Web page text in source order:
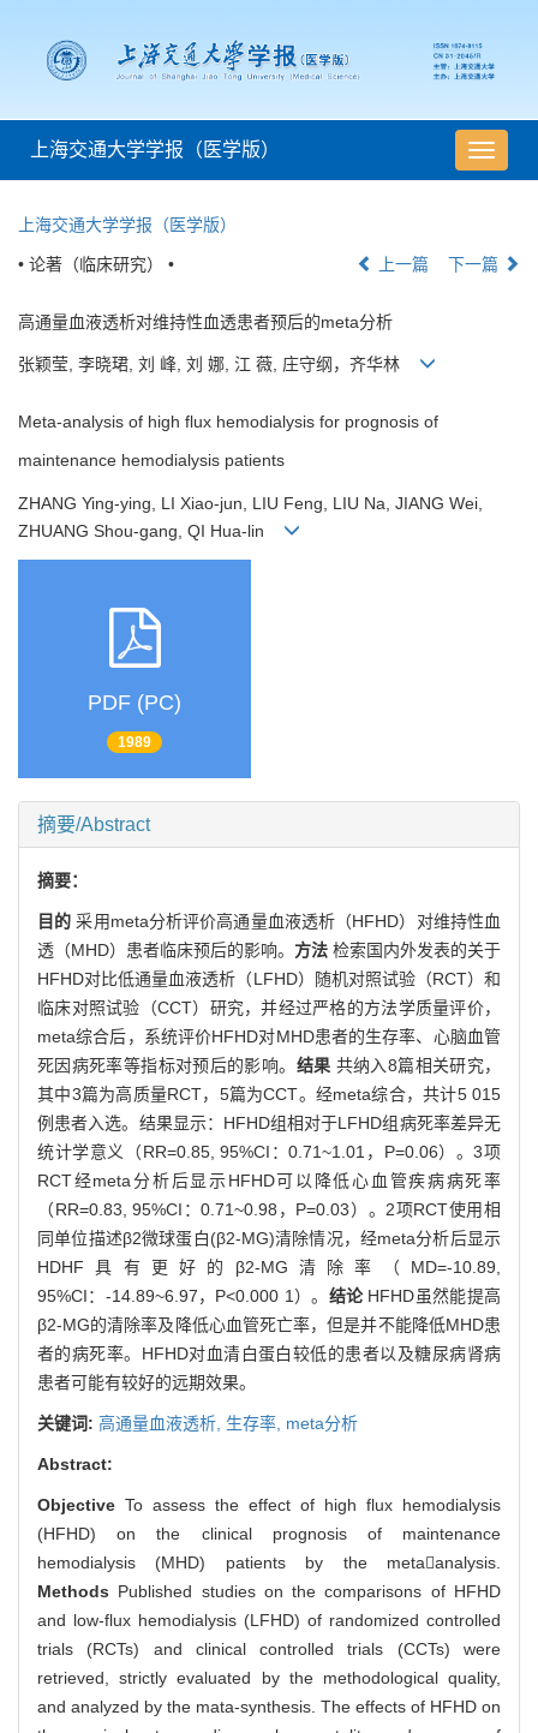
导
航
上海交通大学学报（医学版）
上海交通大学学报（医学版）
• 论著（临床研究） • 上一篇 下一篇
高通量血液透析对维持性血透患者预后的meta分析
张颖莹, 李晓珺, 刘 峰, 刘 娜, 江 薇, 庄守纲，齐华林
Meta-analysis of high flux hemodialysis for prognosis of
maintenance hemodialysis patients
ZHANG Ying-ying, LI Xiao-jun, LIU Feng, LIU Na, JIANG Wei,
ZHUANG Shou-gang, QI Hua-lin
PDF (PC)
1989
摘要/Abstract
摘要：
目的采用meta分析评价高通量血液透析（HFHD）对维持性血
透（MHD）患者临床预后的影响。 方法 检索国内外发表的关于
HFHD对比低通量血液透析（LFHD）随机对照试验（RCT）和
临床对照试验（CCT）研究，并经过严格的方法学质量评价，
meta综合后，系统评价HFHD对MHD患者的生存率、心脑血管
死因病死率等指标对预后的影响。 结果 共纳入8篇相关研究，
其中3篇为高质量RCT，5篇为CCT。经meta综合，共计5 015
例患者入选。结果显示：HFHD组相对于LFHD组病死率差异无
统计学意义（RR=0.85, 95%CI：0.71~1.01，P=0.06）。3项
RCT经meta分析后显示HFHD可以降低心血管疾病病死率
（RR=0.83, 95%CI：0.71~0.98，P=0.03）。2项RCT使用相
同单位描述β2微球蛋白(β2-MG)清除情况，经meta分析后显示
HDHF具有更好的β2-MG清除率（MD=-10.89,
95%CI：-14.89~6.97，P<0.000 1）。 结论 HFHD虽然能提高
β2-MG的清除率及降低心血管死亡率，但是并不能降低MHD患
者的病死率。HFHD对血清白蛋白较低的患者以及糖尿病肾病
患者可能有较好的远期效果。
关键词: 高通量血液透析, 生存率, meta分析
Abstract:
Objective To assess the effect of high flux hemodialysis
(HFHD) on the clinical prognosis of maintenance
hemodialysis (MHD) patients by the metaanalysis.
Methods Published studies on the comparisons of HFHD
and low-flux hemodialysis (LFHD) of randomized controlled
trials (RCTs) and clinical controlled trials (CCTs) were
retrieved, strictly evaluated by the methodological quality,
and analyzed by the mata-synthesis. The effects of HFHD on